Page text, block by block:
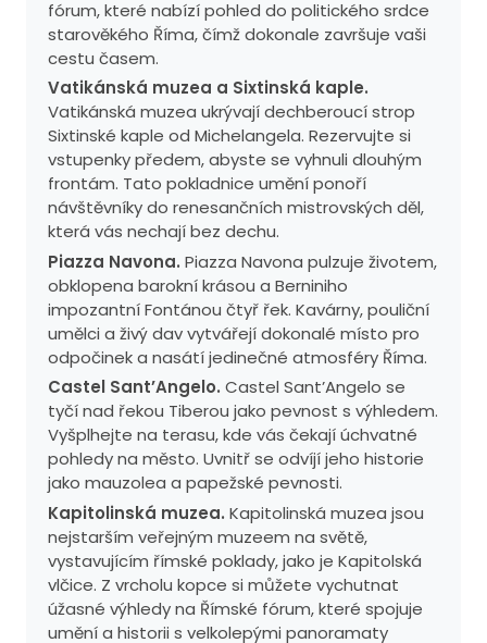
fórum, které nabízí pohled do politického srdce
starověkého Říma, čímž dokonale završuje vaši
cestu časem.
Vatikánská muzea a Sixtinská kaple.
Vatikánská muzea ukrývají dechberoucí strop
Sixtinské kaple od Michelangela. Rezervujte si
vstupenky předem, abyste se vyhnuli dlouhým
frontám. Tato pokladnice umění ponoří
návštěvníky do renesančních mistrovských děl,
která vás nechají bez dechu.
Piazza Navona. Piazza Navona pulzuje životem,
obklopena barokní krásou a Berniniho
impozantní Fontánou čtyř řek. Kavárny, pouliční
umělci a živý dav vytvářejí dokonalé místo pro
odpočinek a nasátí jedinečné atmosféry Říma.
Castel Sant’Angelo. Castel Sant’Angelo se
tyčí nad řekou Tiberou jako pevnost s výhledem.
Vyšplhejte na terasu, kde vás čekají úchvatné
pohledy na město. Uvnitř se odvíjí jeho historie
jako mauzolea a papežské pevnosti.
Kapitolinská muzea. Kapitolinská muzea jsou
nejstarším veřejným muzeem na světě,
vystavujícím římské poklady, jako je Kapitolská
vlčice. Z vrcholu kopce si můžete vychutnat
úžasné výhledy na Římské fórum, které spojuje
umění a historii s velkolepými panoramaty